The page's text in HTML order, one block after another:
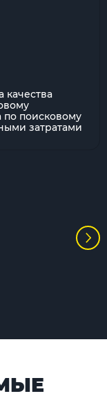
качества
поисковому
затратами